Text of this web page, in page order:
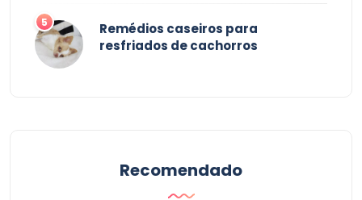
5
Remédios caseiros para
resfriados de cachorros
Recomendado